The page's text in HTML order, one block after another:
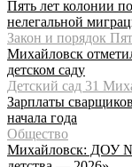
Пять лет колонии
нелегальной
Закон и порядок
Михайловск
детском саду
Детский сад 31
Зарплаты
начала года
Общество
Михайловск: ДОУ